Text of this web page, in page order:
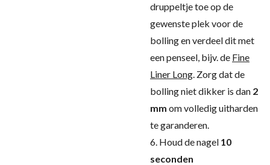
druppeltje toe op de
gewenste plek voor de
bolling en verdeel dit met
een penseel, bijv. de Fine
Liner Long. Zorg dat de
bolling niet dikker is dan 2
mm om volledig uitharden
te garanderen.
6. Houd de nagel 10
seconden